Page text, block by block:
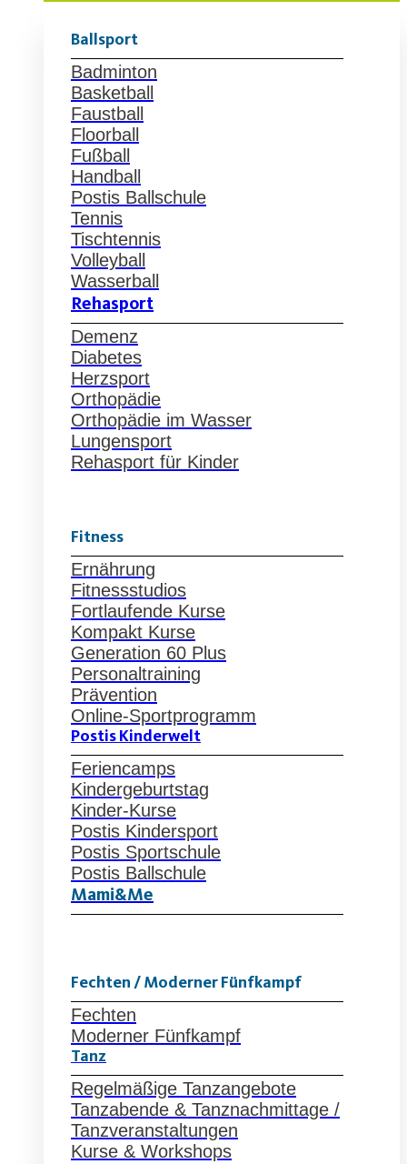
Ballsport
Badminton
Basketball
Faustball
Floorball
Fußball
Handball
Postis Ballschule
Tennis
Tischtennis
Volleyball
Wasserball
Rehasport
Demenz
Diabetes
Herzsport
Orthopädie
Orthopädie im Wasser
Lungensport
Rehasport für Kinder
Fitness
Ernährung
Fitnessstudios
Fortlaufende Kurse
Kompakt Kurse
Generation 60 Plus
Personaltraining
Prävention
Online-Sportprogramm
Postis Kinderwelt
Feriencamps
Kindergeburtstag
Kinder-Kurse
Postis Kindersport
Postis Sportschule
Postis Ballschule
Mami&Me
Fechten / Moderner Fünfkampf
Fechten
Moderner Fünfkampf
Tanz
Regelmäßige Tanzangebote
Tanzabende & Tanznachmittage /
Tanzveranstaltungen
Kurse & Workshops